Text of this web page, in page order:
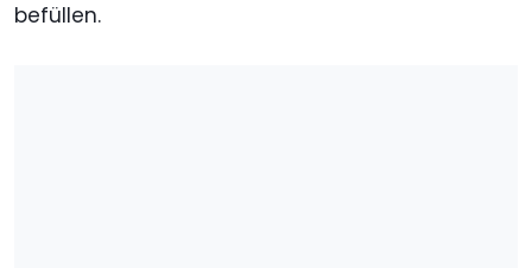
befüllen.